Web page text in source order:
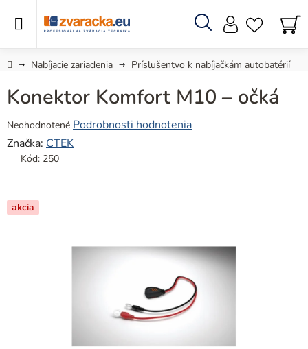
Hľadať
DomovNabíjacie zariadenia Príslušentvo k nabíjačkám autobatérií
Konektor Komfort M10 – očká
Priemerné
hodnotenie
produktu
z
5
Neohodnotené Podrobnosti hodnotenia
Značka: CTEK
Kód: 250
akcia